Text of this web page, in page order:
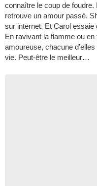
connaître le coup de
retrouve un amour passé.
sur internet. Et Carol essaie
En ravivant la flamme ou
amoureuse, chacune
vie. Peut-être le meilleur…